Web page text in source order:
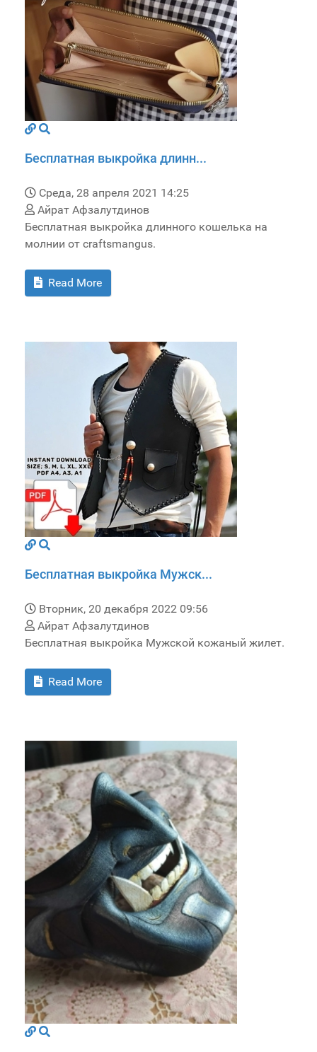
Бесплатная выкройка длинн...
Среда, 28 апреля 2021 14:25
Айрат Афзалутдинов
Бесплатная выкройка длинного кошелька на
молнии от craftsmangus.
Read More
Бесплатная выкройка Мужск...
Вторник, 20 декабря 2022 09:56
Айрат Афзалутдинов
Бесплатная выкройка Мужской кожаный жилет.
Read More